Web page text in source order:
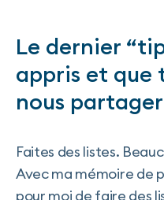
Le dernier
appris et que
nous
Faites des listes.
Avec ma mémoire de
pour moi de faire des